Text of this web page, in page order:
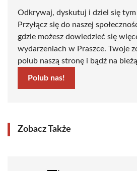
Odkrywaj, dyskutuj i dziel się tym
Przyłącz się do naszej
gdzie możesz dowiedzieć się
wydarzeniach w Praszce. Twoje
polub naszą stronę i bądź na
Polub nas!
Zobacz Także